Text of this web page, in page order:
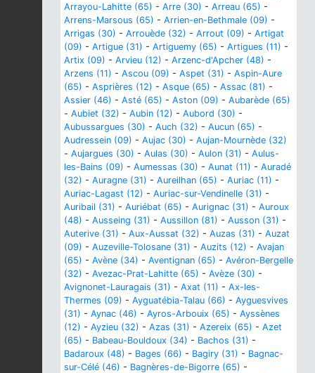
Arrayou-Lahitte (65) - Arre (30) - Arreau (65) -
Arrens-Marsous (65) - Arrien-en-Bethmale (09) -
Arrigas (30) - Arrouède (32) - Arrout (09) - Artigat
(09) - Artigue (31) - Artiguemy (65) - Artigues (11) -
Artix (09) - Arvieu (12) - Arzenc-d'Apcher (48) -
Arzens (11) - Ascou (09) - Aspet (31) - Aspin-Aure
(65) - Asprières (12) - Asque (65) - Assac (81) -
Assier (46) - Asté (65) - Aston (09) - Aubarède (65)
- Aubiet (32) - Aubin (12) - Aubord (30) -
Aubussargues (30) - Auch (32) - Aucun (65) -
Audressein (09) - Aujac (30) - Aujan-Mournède (32)
- Aujargues (30) - Aulas (30) - Aulon (31) - Aulus-
les-Bains (09) - Aumessas (30) - Aunat (11) - Auradé
(32) - Auragne (31) - Aureilhan (65) - Auriac (11) -
Auriac-Lagast (12) - Auriac-sur-Vendinelle (31) -
Auribail (31) - Auriébat (65) - Aurignac (31) - Auroux
(48) - Ausseing (31) - Aussillon (81) - Ausson (31) -
Auterive (31) - Aux-Aussat (32) - Auzas (31) - Auzat
(09) - Auzeville-Tolosane (31) - Auzits (12) - Avajan
(65) - Avène (34) - Aventignan (65) - Avéron-Bergelle
(32) - Avezac-Prat-Lahitte (65) - Avèze (30) -
Avignonet-Lauragais (31) - Axat (11) - Ax-les-
Thermes (09) - Ayguatébia-Talau (66) - Ayguesvives
(31) - Aynac (46) - Ayros-Arbouix (65) - Ayssènes
(12) - Ayzieu (32) - Azas (31) - Azereix (65) - Azet
(65) - Babeau-Bouldoux (34) - Bachos (31) -
Badaroux (48) - Bages (66) - Bagiry (31) - Bagnac-
sur-Célé (46) - Bagnères-de-Bigorre (65) -